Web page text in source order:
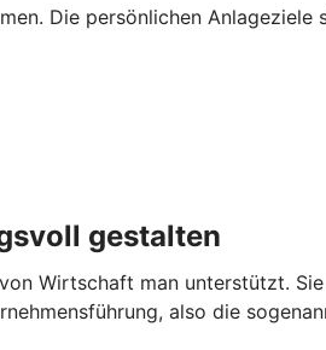
Die persönlichen
gestalten
Wirtschaft man unterstützt.
also die